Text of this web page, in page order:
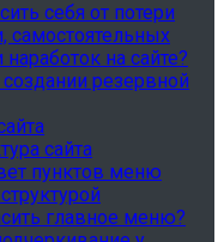
себя от потери
самостоятельных
на сайте?
резервной
сайта
пунктов меню
главное меню?